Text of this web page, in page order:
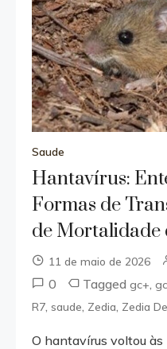
Saude
Hantavírus:
Formas de
de Mortalidade
11 de maio de 2026
0 Taggedgc+ ,
R7 ,saude Zedia Zedia
O hantavírus voltou